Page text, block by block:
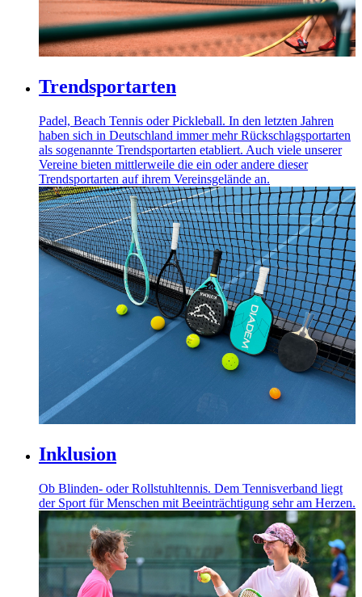
Trendsportarten
Padel, Beach Tennis oder Pickleball. In den letzten Jahren
haben sich in Deutschland immer mehr Rückschlagsportarten
als sogenannte Trendsportarten etabliert. Auch viele unserer
Vereine bieten mittlerweile die ein oder andere dieser
Trendsportarten auf ihrem Vereinsgelände an.
Inklusion
Ob Blinden- oder Rollstuhltennis. Dem Tennisverband liegt
der Sport für Menschen mit Beeinträchtigung sehr am Herzen.